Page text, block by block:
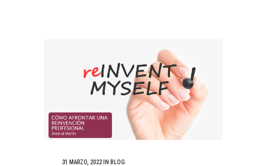
31 MARZO, 2022 IN BLOG